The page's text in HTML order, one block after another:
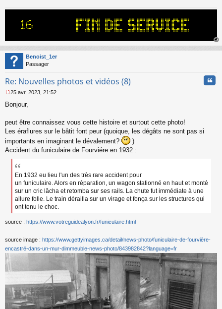
au
Benoist_1er
Passager
Re: Nouvelles photos et vidéos (8)
e
s
g
e
n
25 avr. 2023, 21:52
Bonjour,
peut être connaissez vous cette histoire et surtout cette photo!
Les éraflures sur le bâtit font peur (quoique, les dégâts ne sont pas si
importants en imaginant le dévalement?
)
Accident du funiculaire de Fourviére en 1932 :
En 1932 eu lieu l'un des très rare accident pour
un funiculaire. Alors en réparation, un wagon stationné en haut et monté
sur un cric lâcha et retomba sur ses rails. La chute fut immédiate à une
allure folle. Le train dérailla sur un virage et fonça sur les structures qui
ont tenu le choc.
source : https://www.votreguidealyon.fr/funiculaire.html
source image : https://www.gettyimages.ca/detail/news-photo/funiculaire-de-fourvière-
encastré-dans-un-mur-dimmeuble-news-photo/843982842?language=fr